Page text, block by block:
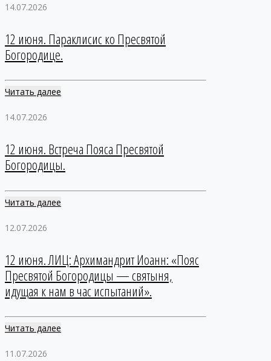
14.07.2026
12 июня. Параклисис ко Пресвятой
Богородице.
Читать далее
14.07.2026
12 июня. Встреча Пояса Пресвятой
Богородицы.
Читать далее
12.07.2026
12 июня. ЛИЦ: Архимандрит Иоанн: «Пояс
Пресвятой Богородицы — святыня,
идущая к нам в час испытаний».
Читать далее
11.07.2026